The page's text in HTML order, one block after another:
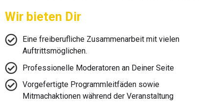
Wir bieten Dir
Eine freiberufliche Zusammenarbeit mit vielen
Auftrittsmöglichen.
Professionelle Moderatoren an Deiner Seite
Vorgefertigte Programmleitfäden sowie
Mitmachaktionen während der Veranstaltung